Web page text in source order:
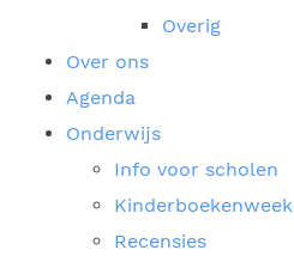
Overig
Over ons
Agenda
Onderwijs
Info voor scholen
Kinderboekenweek
Recensies